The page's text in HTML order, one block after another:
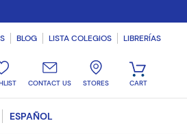
BLOG LISTA COLEGIOS LIBRERÍAS
CONTACT US STORES
ESPAÑOL